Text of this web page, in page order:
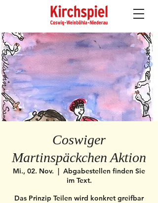
Coswiger
Martinspäckchen Aktion
Mi., 02. Nov.
  |
Abgabestellen finden Sie
im Text.
Das Prinzip Teilen wird konkret greifbar